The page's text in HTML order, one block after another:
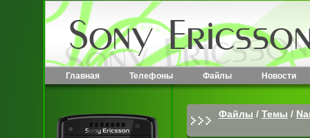
Главная Телефоны Файлы Новости
Файлы / Темы /